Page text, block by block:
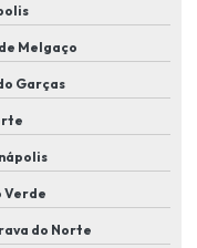
facial
Melgaço
Garças
Verde
do Norte